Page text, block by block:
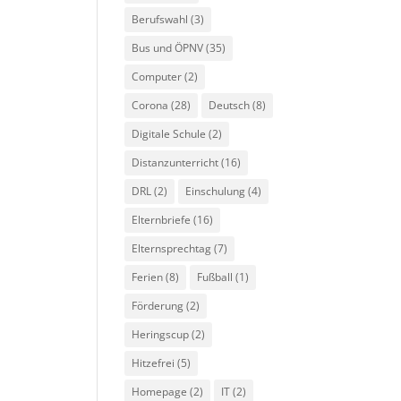
Berufswahl (3)
Bus und ÖPNV(35)
Computer(2)
Corona (28) Deutsch(8)
Digitale Schule (2)
Distanzunterricht(16)
DRL(2) Einschulung(4)
Elternbriefe (16)
Elternsprechtag(7)
Ferien(8) Fußball (1)
Förderung(2)
Heringscup(2)
Hitzefrei (5)
Homepage (2) IT(2)